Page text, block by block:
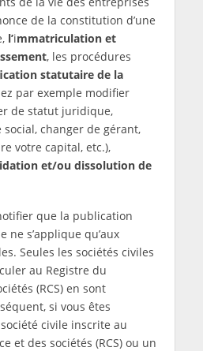
de la constitution d’une
l’immatriculation et
, les procédures
statutaire de la
par exemple modifier
de statut juridique,
changer de gérant,
votre capital, etc.),
et/ou dissolution de
que la publication
ne s’applique qu’aux
Seules les sociétés civiles
au Registre du
(RCS) en sont
si vous êtes
civile inscrite au
et des sociétés (RCS) ou un